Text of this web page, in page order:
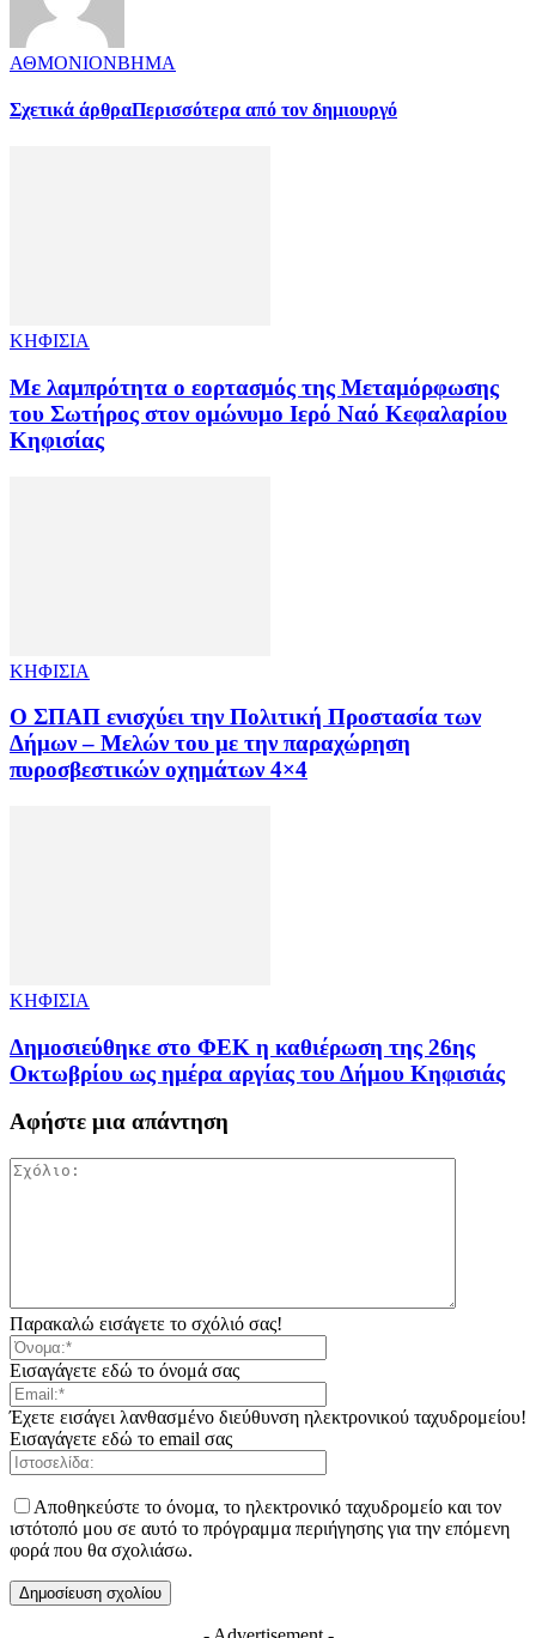
ΑΘΜΟΝΙΟΝΒΗΜΑ
Σχετικά άρθραΠερισσότερα από τον δημιουργό
ΚΗΦΙΣΙΑ
Με λαμπρότητα ο εορτασμός της Μεταμόρφωσης
του Σωτήρος στον ομώνυμο Ιερό Ναό Κεφαλαρίου
Κηφισίας
ΚΗΦΙΣΙΑ
Ο ΣΠΑΠ ενισχύει την Πολιτική Προστασία των
Δήμων – Μελών του με την παραχώρηση
πυροσβεστικών οχημάτων 4×4
ΚΗΦΙΣΙΑ
Δημοσιεύθηκε στο ΦΕΚ η καθιέρωση της 26ης
Οκτωβρίου ως ημέρα αργίας του Δήμου Κηφισιάς
Αφήστε μια απάντηση
Παρακαλώ εισάγετε το σχόλιό σας!
Εισαγάγετε εδώ το όνομά σας
Έχετε εισάγει λανθασμένο διεύθυνση ηλεκτρονικού ταχυδρομείου!
Εισαγάγετε εδώ το email σας
Αποθηκεύστε το όνομα, το ηλεκτρονικό ταχυδρομείο και τον
ιστότοπό μου σε αυτό το πρόγραμμα περιήγησης για την επόμενη
φορά που θα σχολιάσω.